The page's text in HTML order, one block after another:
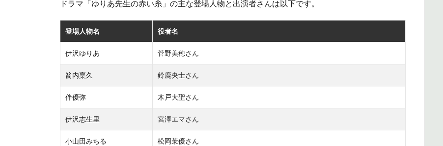
ドラマ「ゆりあ先生の赤い糸」の主な登場人物と出演者さんは以下です。
登場人物名 役者名
伊沢ゆりあ 菅野美穂さん
箭内稟久 鈴鹿央士さん
伴優弥 木戸大聖さん
伊沢志生里 宮澤エマさん
小山田みちる 松岡茉優さん